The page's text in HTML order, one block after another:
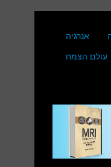
אנרגיה
עולם הצמח